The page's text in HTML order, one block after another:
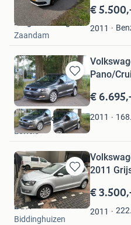
Mijn
Favorieten
€
2011
Rutger tuerlings
Zaandam
Bewaren
in
Mijn
Favorieten
Pano/
€
2011
DK Automotive
Lettele
Bewaren
in
Mijn
Favorieten
2011
€
2011
E DH
Biddinghuizen